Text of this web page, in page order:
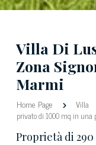
Villa Di
Zona
Marmi
Home Page Villa
privato di 1000 mq in una
Proprietà di